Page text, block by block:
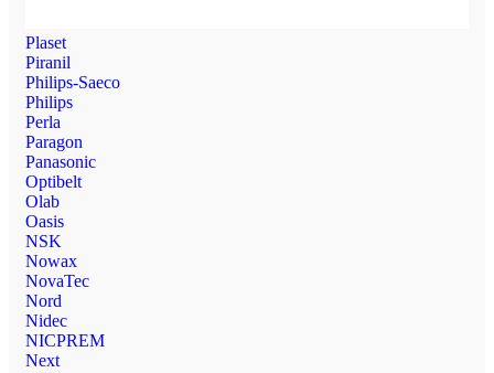
Plaset
Piranil
Philips-Saeco
Philips
Perla
Paragon
Panasonic
Optibelt
Olab
Oasis
NSK
Nowax
NovaTec
Nord
Nidec
NICPREM
Next